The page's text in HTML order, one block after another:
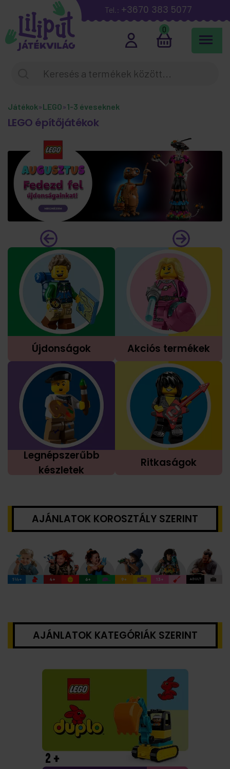
Tel.: +3670 383 5077
0
Játékok»LEGO»1-3 éveseknek
LEGO építőjátékok
Újdonságok Akciós termékek
Legnépszerűbb
készletek
Ritkaságok
AJÁNLATOK KOROSZTÁLY SZERINT
AJÁNLATOK KATEGÓRIÁK SZERINT